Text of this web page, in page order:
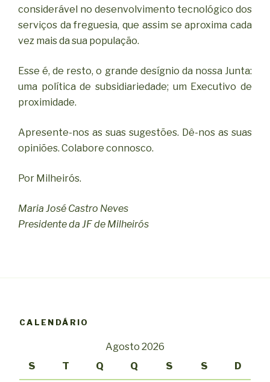
considerável no desenvolvimento tecnológico dos
serviços da freguesia, que assim se aproxima cada
vez mais da sua população.
Esse é, de resto, o grande desígnio da nossa Junta:
uma política de subsidiariedade; um Executivo de
proximidade.
Apresente-nos as suas sugestões. Dê-nos as suas
opiniões. Colabore connosco.
Por Milheirós.
Maria José Castro Neves
Presidente da JF de Milheirós
CALENDÁRIO
Agosto 2026
S
T Q Q S S D